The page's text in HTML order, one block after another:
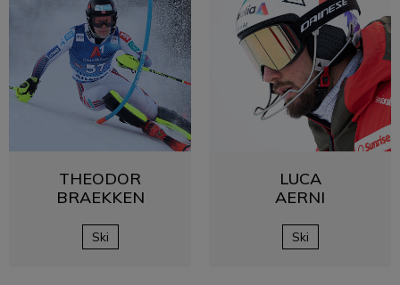
THEODOR
BRAEKKEN
Ski
LUCA
AERNI
Ski